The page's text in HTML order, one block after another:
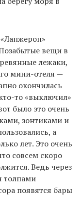
вещи в
лежаки,
мини-отеля —
окончилась
то «выключил»
было это очень
зонтиками и
а
лет. Это очень
совсем скоро
Ведь через
толпами
появятся бары